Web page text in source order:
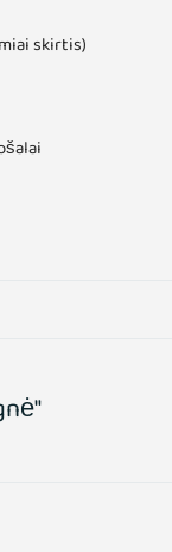
skirtis)